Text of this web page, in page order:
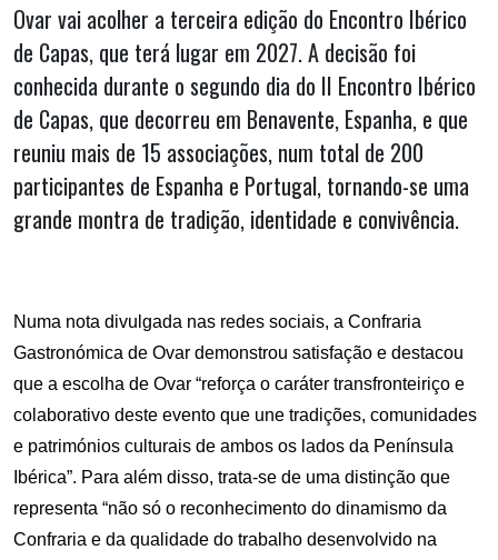
Ovar vai acolher a terceira edição do Encontro Ibérico
de Capas, que terá lugar em 2027. A decisão foi
conhecida durante o segundo dia do II Encontro Ibérico
de Capas, que decorreu em Benavente, Espanha, e que
reuniu mais de 15 associações, num total de 200
participantes de Espanha e Portugal, tornando-se uma
grande montra de tradição, identidade e convivência.
Numa nota divulgada nas redes sociais, a Confraria
Gastronómica de Ovar demonstrou satisfação e destacou
que a escolha de Ovar “reforça o caráter transfronteiriço e
colaborativo deste evento que une tradições, comunidades
e patrimónios culturais de ambos os lados da Península
Ibérica”. Para além disso, trata-se de uma distinção que
representa “não só o reconhecimento do dinamismo da
Confraria e da qualidade do trabalho desenvolvido na